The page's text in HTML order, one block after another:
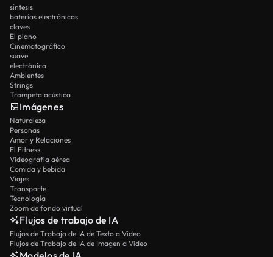
síntesis
baterías electrónicas
claves
El piano
Cinematográfico
suave
electrónica
Ambientes
Strings
Trompeta acústica
Imágenes
Naturaleza
Personas
Amor y Relaciones
El Fitness
Videografía aérea
Comida y bebida
Viajes
Transporte
Tecnología
Zoom de fondo virtual
Flujos de trabajo de IA
Flujos de Trabajo de IA de Texto a Vídeo
Flujos de Trabajo de IA de Imagen a Vídeo